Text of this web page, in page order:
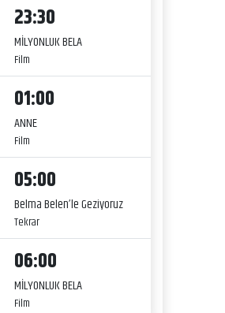
23:30
MİLYONLUK BELA
Film
01:00
ANNE
Film
05:00
Belma Belen’le Geziyoruz
Tekrar
06:00
MİLYONLUK BELA
Film